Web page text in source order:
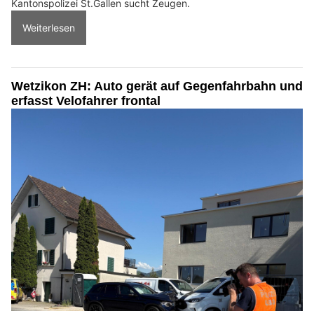
Kantonspolizei St.Gallen sucht Zeugen.
Weiterlesen
Wetzikon ZH: Auto gerät auf Gegenfahrbahn und
erfasst Velofahrer frontal